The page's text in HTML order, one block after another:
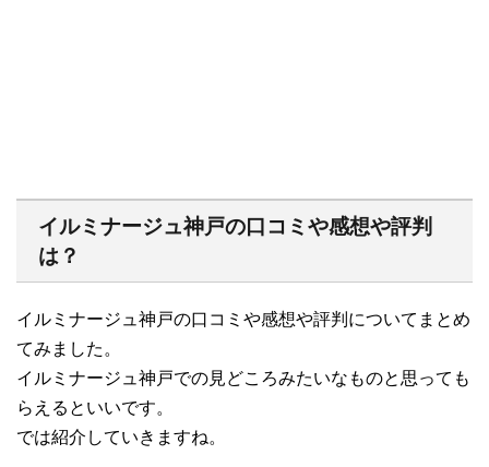
イルミナージュ神戸の口コミや感想や評判
は？
イルミナージュ神戸の口コミや感想や評判についてまとめ
てみました。
イルミナージュ神戸での見どころみたいなものと思っても
らえるといいです。
では紹介していきますね。